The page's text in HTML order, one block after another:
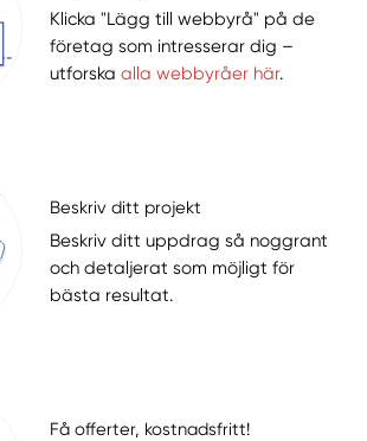
Klicka "Lägg till webbyrå" på de
företag som intresserar dig –
utforskaalla webbyråer här.
Beskriv ditt projekt
Beskriv ditt uppdrag så noggrant
och detaljerat som möjligt för
bästa resultat.
Få offerter, kostnadsfritt!